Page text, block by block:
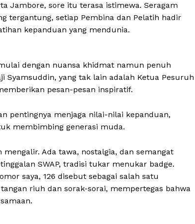
Jambore, sore itu terasa istimewa. Seragam
tergantung, setiap Pembina dan Pelatih hadir
kepanduan yang mendunia.
dengan nuansa khidmat namun penuh
Syamsuddin, yang tak lain adalah Ketua Pesuruh
pesan-pesan inspiratif.
pentingnya menjaga nilai-nilai kepanduan,
membimbing generasi muda.
Ada tawa, nostalgia, dan semangat
SWAP, tradisi tukar menukar badge.
saya, 126 disebut sebagai salah satu
riuh dan sorak-sorai, mempertegas bahwa